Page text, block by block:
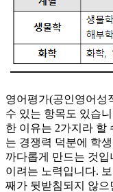
영어평가(공인영어성
수 있는 항목도 있습
한 이유는 2가지라 할
는 경쟁력 덕분에 학
까다롭게 만드는 것
이려는 노력입니다.
째가 뒷받침되지 않